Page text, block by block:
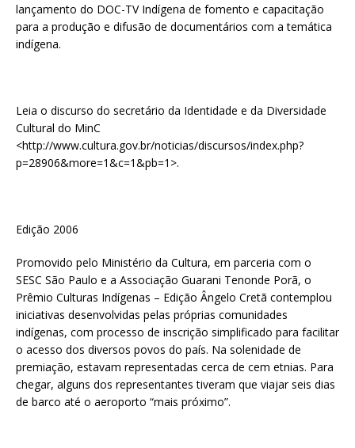
lançamento do DOC-TV Indígena de fomento e capacitação
para a produção e difusão de documentários com a temática
indígena.
Leia o discurso do secretário da Identidade e da Diversidade
Cultural do MinC
<http://www.cultura.gov.br/noticias/discursos/index.php?
p=28906&more=1&c=1&pb=1>.
Edição 2006
Promovido pelo Ministério da Cultura, em parceria com o
SESC São Paulo e a Associação Guarani Tenonde Porã, o
Prêmio Culturas Indígenas – Edição Ângelo Cretã contemplou
iniciativas desenvolvidas pelas próprias comunidades
indígenas, com processo de inscrição simplificado para facilitar
o acesso dos diversos povos do país. Na solenidade de
premiação, estavam representadas cerca de cem etnias. Para
chegar, alguns dos representantes tiveram que viajar seis dias
de barco até o aeroporto “mais próximo”.